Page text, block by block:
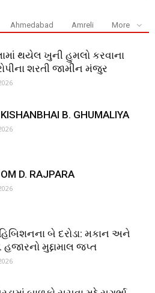
Ahmedabad Amreli More
થયેલ ખુની હુમલો કરવાના
શરતી જામીન મંજુર
B. GHUMALIYA
D. RAJPARA
બે દરોડા: મકાન અને
હજારનો મુદ્દામાલ જપ્ત